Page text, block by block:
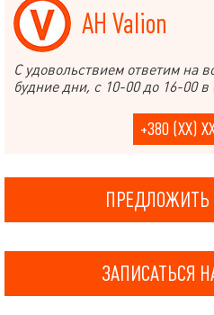
АН Valion
С удовольствием ответим на
будние дни, с 10-00 до 16-00 в
+380 (XX)
ПРЕДЛОЖИТЬ
ЗАПИСАТЬСЯ